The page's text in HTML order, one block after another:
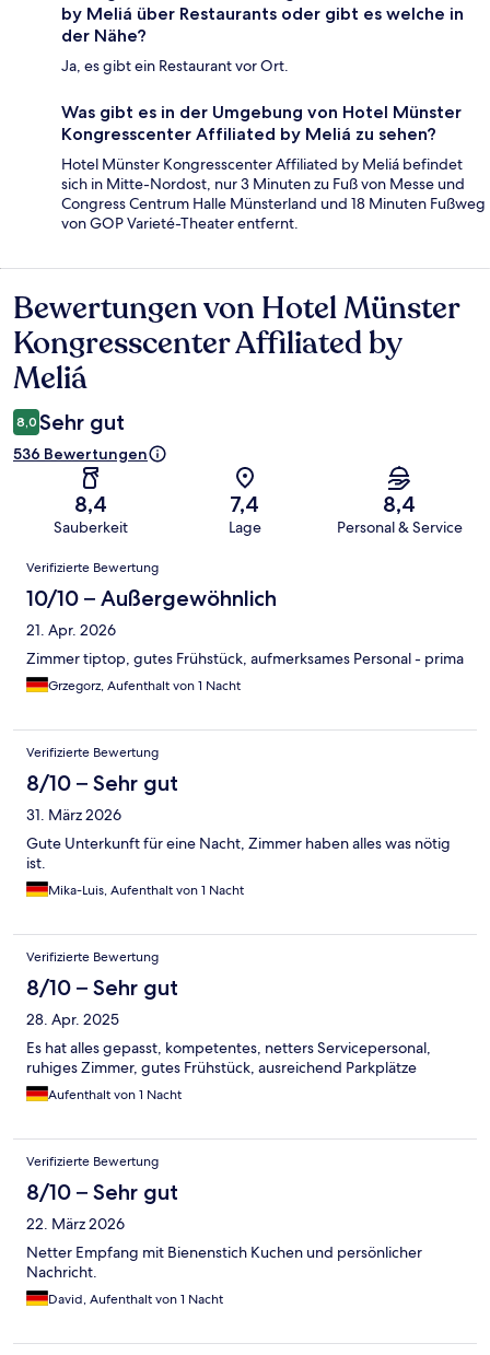
by Meliá über Restaurants oder gibt es welche in
der Nähe?
Ja, es gibt ein Restaurant vor Ort.
Was gibt es in der Umgebung von Hotel Münster
Kongresscenter Affiliated by Meliá zu sehen?
Hotel Münster Kongresscenter Affiliated by Meliá befindet
sich in Mitte-Nordost, nur 3 Minuten zu Fuß von Messe und
Congress Centrum Halle Münsterland und 18 Minuten Fußweg
von GOP Varieté-Theater entfernt.
Bewertungen
Bewertungen von Hotel Münster
Kongresscenter Affiliated by
Meliá
8,0 Sehr gut
536 Bewertungen
8,4
Sauberkeit
7,4
Lage
8,4
Personal & Service
Bewertungen
Verifizierte Bewertung
10/10 – Außergewöhnlich
21. Apr. 2026
Zimmer tiptop, gutes Frühstück, aufmerksames Personal - prima
Grzegorz, Aufenthalt von 1 Nacht
Verifizierte Bewertung
8/10 – Sehr gut
31. März 2026
Gute Unterkunft für eine Nacht, Zimmer haben alles was nötig
ist.
Mika-Luis, Aufenthalt von 1 Nacht
Verifizierte Bewertung
8/10 – Sehr gut
28. Apr. 2025
Es hat alles gepasst, kompetentes, netters Servicepersonal,
ruhiges Zimmer, gutes Frühstück, ausreichend Parkplätze
Aufenthalt von 1 Nacht
Verifizierte Bewertung
8/10 – Sehr gut
22. März 2026
Netter Empfang mit Bienenstich Kuchen und persönlicher
Nachricht.
David, Aufenthalt von 1 Nacht